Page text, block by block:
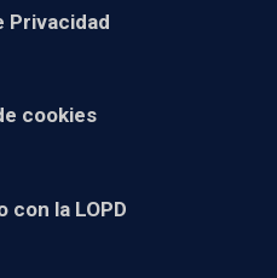
Privacidad
cookies
con la LOPD